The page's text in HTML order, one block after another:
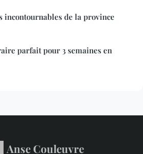
incontournables de la province
parfait pour 3 semaines en
Anse Couleuvre